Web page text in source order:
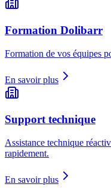
Formation Dolibarr
Formation de vos équipes
En savoir plus
Support technique
Assistance technique
rapidement.
En savoir plus